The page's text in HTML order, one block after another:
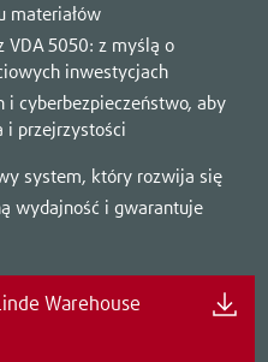
materiałów
VDA 5050: z myślą o
inwestycjach
i cyberbezpieczeństwo, aby
i przejrzystości
system, który rozwija się
wydajność i gwarantuje
Warehouse